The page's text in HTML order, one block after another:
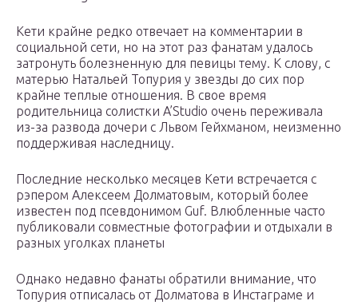
Кети крайне редко отвечает на комментарии в
социальной сети, но на этот раз фанатам удалось
затронуть болезненную для певицы тему. К слову, с
матерью Натальей Топурия у звезды до сих пор
крайне теплые отношения. В свое время
родительница солистки A’Studio очень переживала
из-за развода дочери с Львом Гейхманом, неизменно
поддерживая наследницу.
Последние несколько месяцев Кети встречается с
рэпером Алексеем Долматовым, который более
известен под псевдонимом Guf. Влюбленные часто
публиковали совместные фотографии и отдыхали в
разных уголках планеты
Однако недавно фанаты обратили внимание, что
Топурия отписалась от Долматова в Инстаграме и